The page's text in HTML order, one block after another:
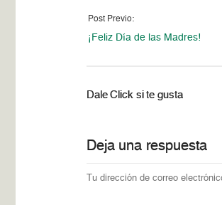
Post Previo:
¡Feliz Día de las Madres!
Dale Click si te gusta
Deja una respuesta
Tu dirección de correo